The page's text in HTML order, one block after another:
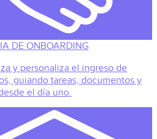
DE ONBOARDING
y personaliza el ingreso de
guiando tareas, documentos y
el día uno.